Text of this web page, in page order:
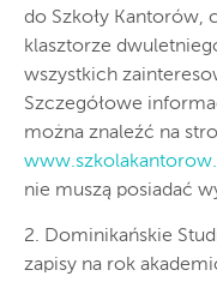
do Szkoły Kantorów,
klasztorze
wszystkich
Szczegółowe
można znaleźć na
nie muszą posiadać
2. Dominikańskie
zapisy na rok